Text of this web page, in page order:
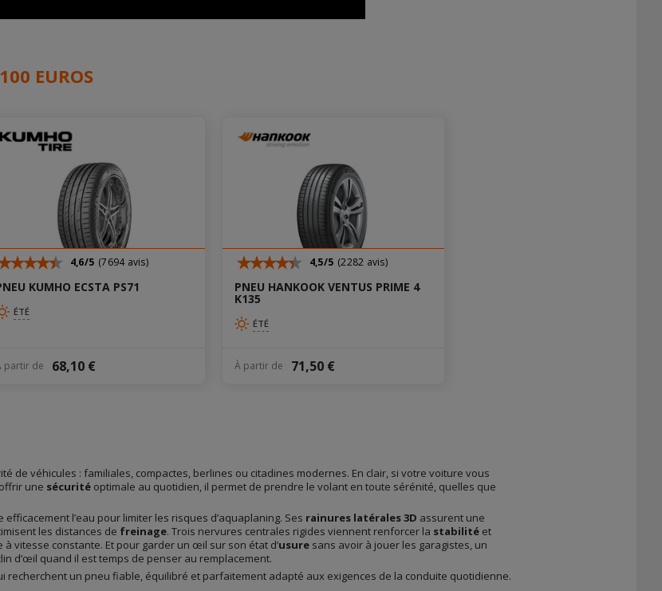
EUROS
4,6/5 (7694 avis)
KUMHO ECSTA PS71
ÉTÉ
partir de 68,10 €
4,5/5 (2282 avis)
PNEU HANKOOK VENTUS PRIME 4
K135
ÉTÉ
À partir de 71,50 €
de véhicules : familiales, compactes, berlines ou citadines modernes. En clair, si votre voiture vous
une sécurité optimale au quotidien, il permet de prendre le volant en toute sérénité, quelles que
efficacement l’eau pour limiter les risques d’aquaplaning. Ses rainures latérales 3D assurent une
les distances de freinage. Trois nervures centrales rigides viennent renforcer la stabilité et
vitesse constante. Et pour garder un œil sur son état d’usure sans avoir à jouer les garagistes, un
d’œil quand il est temps de penser au remplacement.
recherchent un pneu fiable, équilibré et parfaitement adapté aux exigences de la conduite quotidienne.